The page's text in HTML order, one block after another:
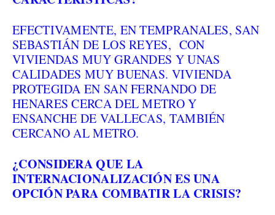
EFECTIVAMENTE, EN TEMPRANALES, SAN
SEBASTIÁN DE LOS REYES, CON
VIVIENDAS MUY GRANDES Y UNAS
CALIDADES MUY BUENAS. VIVIENDA
PROTEGIDA EN SAN FERNANDO DE
HENARES CERCA DEL METRO Y
ENSANCHE DE VALLECAS, TAMBIÉN
CERCANO AL METRO.
¿CONSIDERA QUE LA
INTERNACIONALIZACIÓN ES UNA
OPCIÓN PARA COMBATIR LA CRISIS?